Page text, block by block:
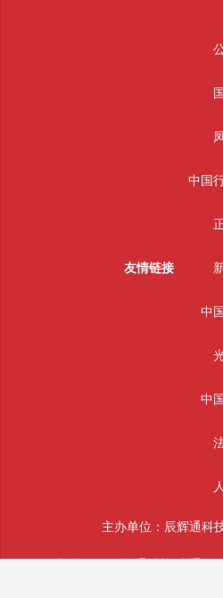
友情链接
中国
中
中
主办单位：辰辉通科